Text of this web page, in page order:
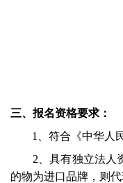
三、报名资格要求：
1
、符合《中华人
2 、具有独立法
的物为进口品牌，则